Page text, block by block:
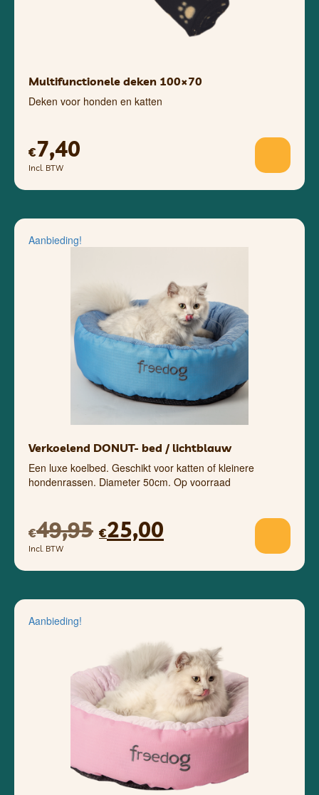
Multifunctionele deken 100×70
Deken voor honden en katten
€7,40
Incl. BTW
Aanbieding!
Verkoelend DONUT- bed / lichtblauw
Een luxe koelbed. Geschikt voor katten of kleinere
hondenrassen. Diameter 50cm. Op voorraad
€49,95 €25,00
Incl. BTW
Aanbieding!